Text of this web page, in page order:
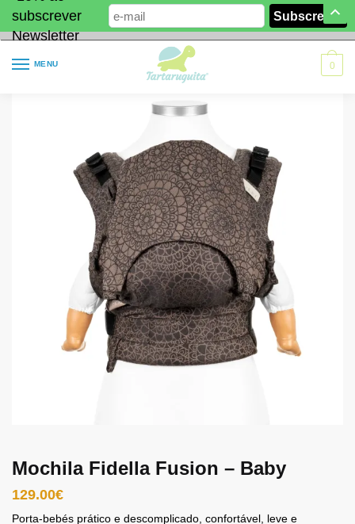
subscrever
Newsletter
MENU 0
Mochila Fidella Fusion – Baby
129.00€
Porta-bebés prático e descomplicado, confortável, leve e